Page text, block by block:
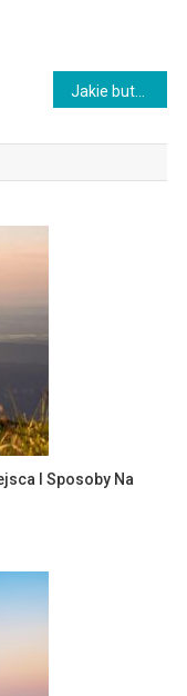
I Sposoby Na